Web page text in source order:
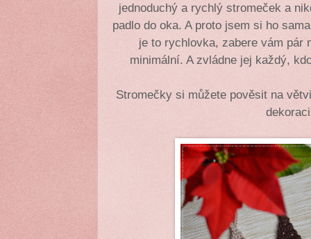
jednoduchý a rychlý stromeček a
padlo do oka. A proto jsem si ho
je to rychlovka, zabere vám pár
minimální. A zvládne jej každý,
Stromečky si můžete pověsit na